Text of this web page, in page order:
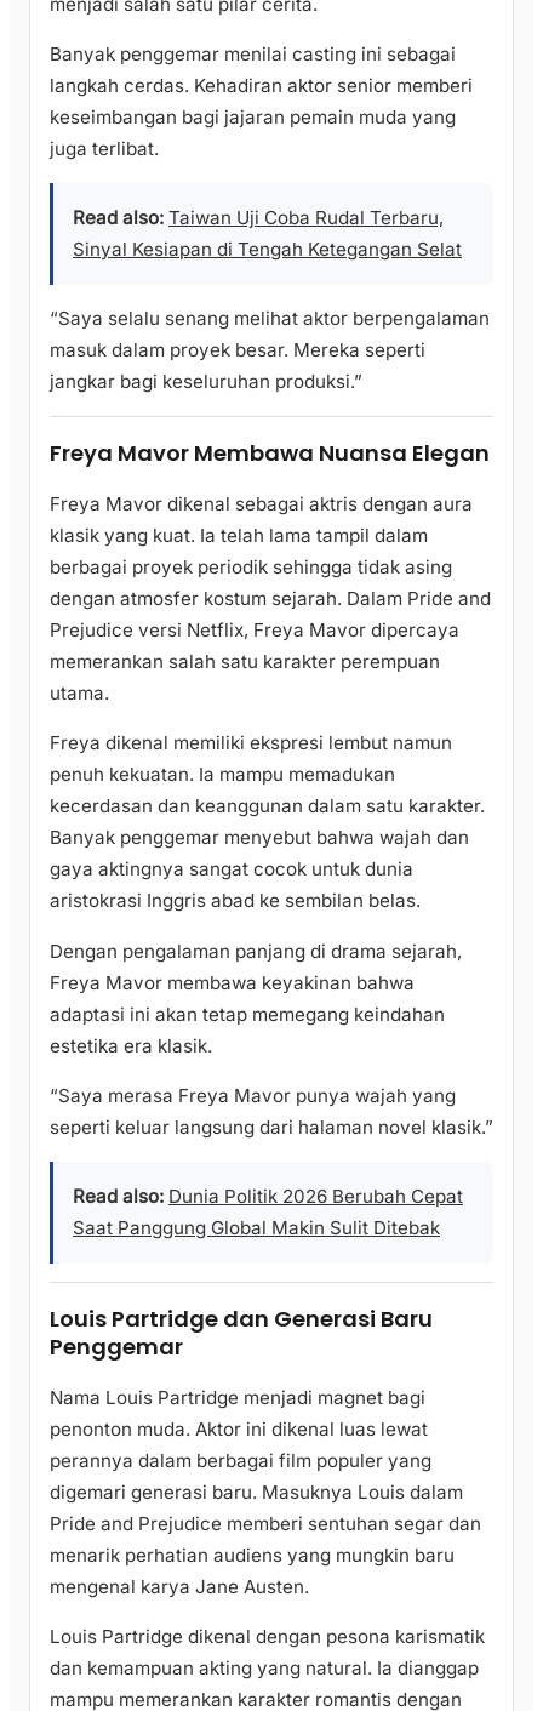
Banyak penggemar menilai casting ini sebagai
langkah cerdas. Kehadiran aktor senior memberi
keseimbangan bagi jajaran pemain muda yang
juga terlibat.
Read also: Taiwan Uji Coba Rudal Terbaru,
Sinyal Kesiapan di Tengah Ketegangan Selat
“Saya selalu senang melihat aktor berpengalaman
masuk dalam proyek besar. Mereka seperti
jangkar bagi keseluruhan produksi.”
Freya Mavor Membawa Nuansa Elegan
Freya Mavor dikenal sebagai aktris dengan aura
klasik yang kuat. Ia telah lama tampil dalam
berbagai proyek periodik sehingga tidak asing
dengan atmosfer kostum sejarah. Dalam Pride and
Prejudice versi Netflix, Freya Mavor dipercaya
memerankan salah satu karakter perempuan
utama.
Freya dikenal memiliki ekspresi lembut namun
penuh kekuatan. Ia mampu memadukan
kecerdasan dan keanggunan dalam satu karakter.
Banyak penggemar menyebut bahwa wajah dan
gaya aktingnya sangat cocok untuk dunia
aristokrasi Inggris abad ke sembilan belas.
Dengan pengalaman panjang di drama sejarah,
Freya Mavor membawa keyakinan bahwa
adaptasi ini akan tetap memegang keindahan
estetika era klasik.
“Saya merasa Freya Mavor punya wajah yang
seperti keluar langsung dari halaman novel klasik.”
Read also: Dunia Politik 2026 Berubah Cepat
Saat Panggung Global Makin Sulit Ditebak
Louis Partridge dan Generasi Baru
Penggemar
Nama Louis Partridge menjadi magnet bagi
penonton muda. Aktor ini dikenal luas lewat
perannya dalam berbagai film populer yang
digemari generasi baru. Masuknya Louis dalam
Pride and Prejudice memberi sentuhan segar dan
menarik perhatian audiens yang mungkin baru
mengenal karya Jane Austen.
Louis Partridge dikenal dengan pesona karismatik
dan kemampuan akting yang natural. Ia dianggap
mampu memerankan karakter romantis dengan